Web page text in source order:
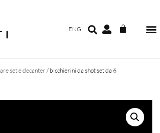
ENG
set e decanter/ bicchierini da shot set da 6